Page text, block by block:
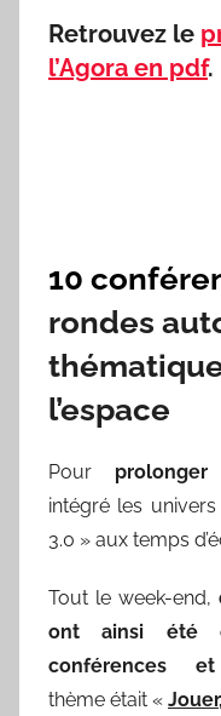
Retrouvez le
l’Agora en pdf.
10
rondes
l’espace
Pour prolonger
intégré les univers
3.0 » aux temps
Tout le week-end,
ont ainsi été
conférences
thème était «